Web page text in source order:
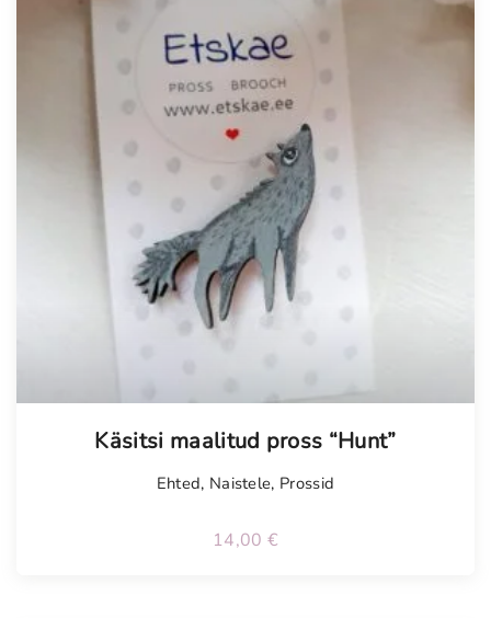
Käsitsi maalitud pross “Hunt”
Ehted, Naistele, Prossid
14,00 €